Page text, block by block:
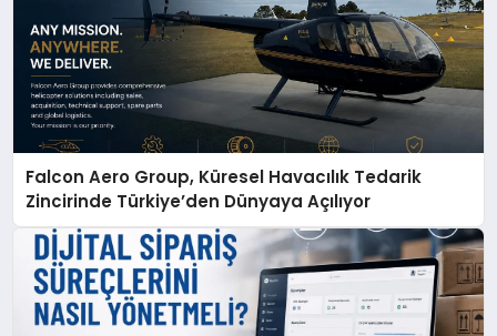
Falcon Aero Group, Küresel Havacılık Tedarik
Zincirinde Türkiye’den Dünyaya Açılıyor